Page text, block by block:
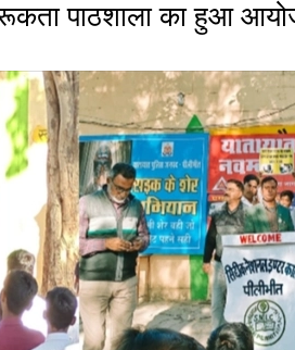
पाठशाला का हुआ